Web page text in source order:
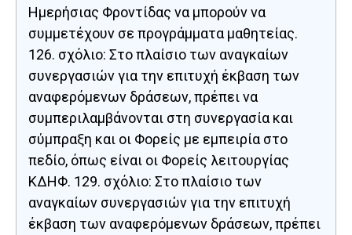
Ημερήσιας Φροντίδας να μπορούν να
συμμετέχουν σε προγράμματα μαθητείας.
126. σχόλιο: Στο πλαίσιο των αναγκαίων
συνεργασιών για την επιτυχή έκβαση των
αναφερόμενων δράσεων, πρέπει να
συμπεριλαμβάνονται στη συνεργασία και
σύμπραξη και οι Φορείς με εμπειρία στο
πεδίο, όπως είναι οι Φορείς λειτουργίας
ΚΔΗΦ. 129. σχόλιο: Στο πλαίσιο των
αναγκαίων συνεργασιών για την επιτυχή
έκβαση των αναφερόμενων δράσεων, πρέπει